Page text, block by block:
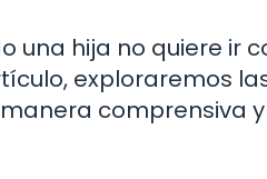
una hija no quiere ir
exploraremos
comprensiva